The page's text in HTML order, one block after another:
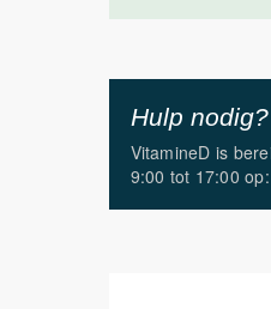
Hulp nodig?
VitamineD is
9:00 tot 17:00